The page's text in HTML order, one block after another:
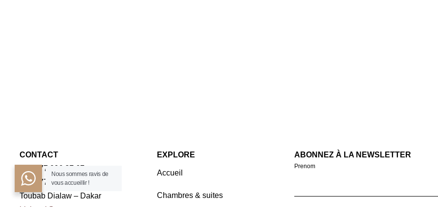
CONTACT
+221 77 096 37 67
+221 77 163 45 45
Toubab Dialaw – Dakar
irishotel@orange.sn
EXPLORE
Accueil
Chambres & suites
ABONNEZ À LA NEWSLETTER
Prenom
Nous sommes ravis de
vous accueillir !